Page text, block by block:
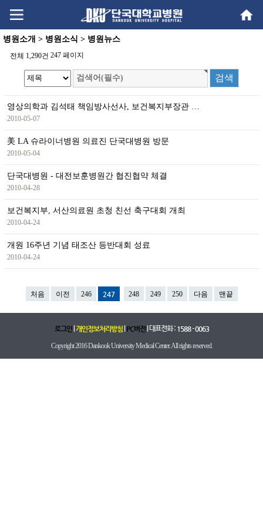
content
menu
병원소개 > 병원소식 > 병원뉴스
전체 1,290건 247 페이지
영상의학과 김석태 책임방사선사, 보건복지부장관 …
2010-05-07
美 LA 슈라이너병원 의료진 단국대병원 방문
2010-05-04
단국대병원 - 대전보훈병원간 협진협약 체결
2010-04-28
보건복지부, 서산의료원 초청 친선 축구대회 개최
2010-04-24
개원 16주년 기념 태조산 등반대회 성료
2010-04-24
처음 이전 246 247 248 249 250 다음 맨끝
로그인|개인정보처리방침|PC버전| 대표전화 : 1588 - 0063
Copyright 2016 Dankook University Medical Center. All rights reserved.